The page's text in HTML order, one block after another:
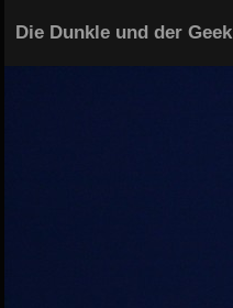
Die Dunkle und der Geek